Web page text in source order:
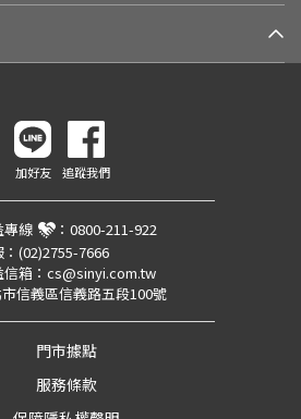
加好友 追蹤我們
專線 ： 0800-211-922
(02)2755-7666
箱： cs@sinyi.com.tw
信義區信義路五段100號
門市據點
服務條款